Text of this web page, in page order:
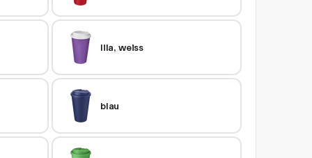
lila, weiss
blau